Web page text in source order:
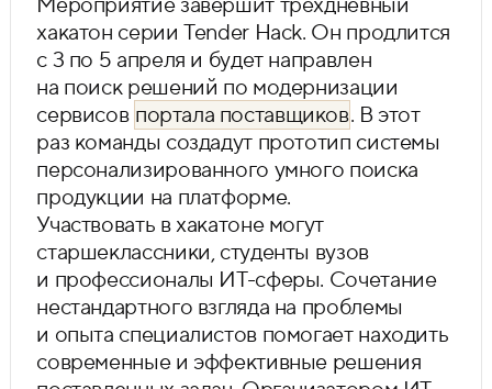
хакатон серии Tender Hack. Он продлится
с 3 по 5 апреля и будет направлен
на поиск решений по модернизации
сервисов портала поставщиков. В этот
раз команды создадут прототип системы
персонализированного умного поиска
продукции на платформе.
Участвовать в хакатоне могут
старшеклассники, студенты вузов
и профессионалы ИТ-сферы. Сочетание
нестандартного взгляда на проблемы
и опыта специалистов помогает находить
современные и эффективные решения